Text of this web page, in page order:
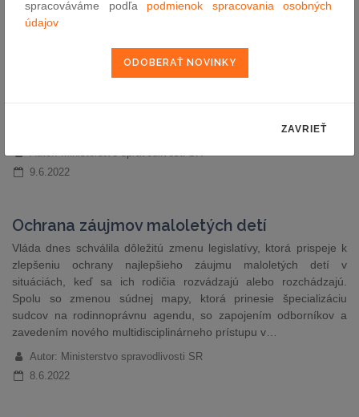
odvolania proti súdnemu rozhodnutiu
Adamčo proti Slovenskej republike (č. 2) konštatoval porušenie
práva na prístup k súdu, zaručeného článkom 6 ods. 1 Dohovoru
Autor: Ministerstvo spravodlivosti SR
9.6.2022
Ochrana záujmov maloletých detí
Vláda dnes schválila dôležitú zmenu legislatívy, ktorá prispeje k
zlepšeniu ochrany najlepšieho záujmu maloletých detí v
situáciách, keď sa ich rodičia rozvádzajú alebo rozchádzajú.
Spolu so zmenou súdnej mapy, ktorá prinesie špecializáciu
sudcov na rodinnoprávnu agendu, so zapojením odborníkov a
zavedením nového multidisciplinárneho prístupu v…
Autor: Ministerstvo spravodlivosti SR
8.6.2022
spracováváme podľa podmienok spracovania osobných
údajov
ZAVRIEŤ